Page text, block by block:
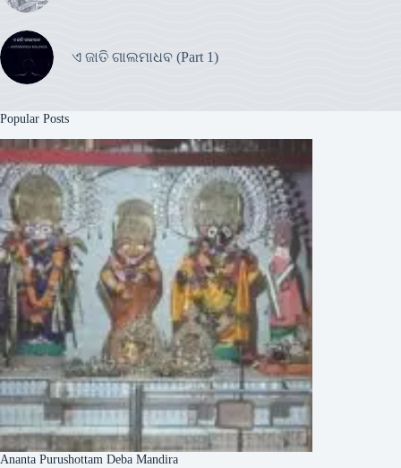
ଏ ଜାତି ଗାଲମାଧବ (Part 1)
Popular Posts
Ananta Purushottam Deba Mandira